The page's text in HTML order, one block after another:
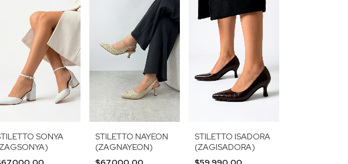
SONYA
STILETTO NAYEON
(ZAGNAYEON)
STILETTO ISADORA
(ZAGISADORA)